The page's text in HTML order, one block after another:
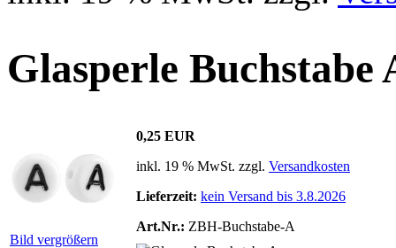
Glasperle Buchstabe
Bild vergrößern
0,25 EUR
inkl. 19 % MwSt. zzgl. Versandkosten
Lieferzeit: kein Versand bis 3.8.2026
Art.Nr.: ZBH-Buchstabe-A